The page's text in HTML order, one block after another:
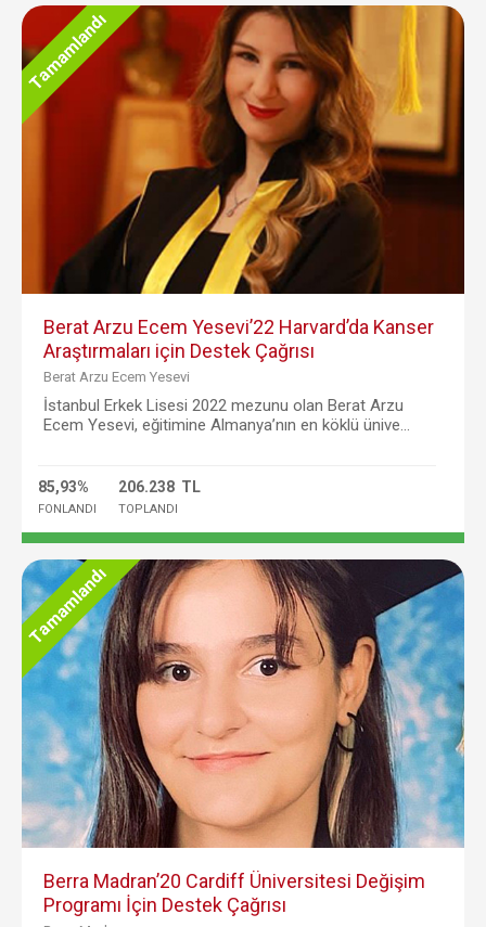
Tamamlandı
Berat Arzu Ecem Yesevi’22 Harvard’da Kanser
Araştırmaları için Destek Çağrısı
Berat Arzu Ecem Yesevi
İstanbul Erkek Lisesi 2022 mezunu olan Berat Arzu
Ecem Yesevi, eğitimine Almanya’nın en köklü ünive...
85,93%
FONLANDI
206.238 TL
TOPLANDI
Tamamlandı
Berra Madran’20 Cardiff Üniversitesi Değişim
Programı İçin Destek Çağrısı